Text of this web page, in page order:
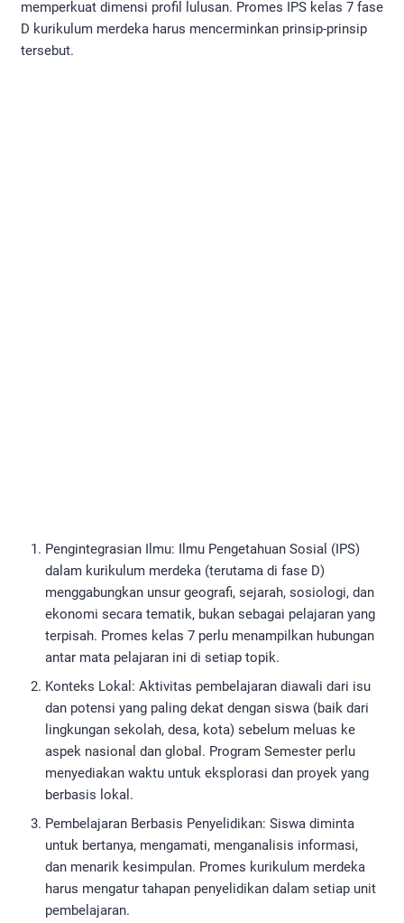
memperkuat dimensi profil lulusan. Promes IPS kelas 7 fase
D kurikulum merdeka harus mencerminkan prinsip-prinsip
tersebut.
Pengintegrasian Ilmu: Ilmu Pengetahuan Sosial (IPS)
dalam kurikulum merdeka (terutama di fase D)
menggabungkan unsur geografi, sejarah, sosiologi, dan
ekonomi secara tematik, bukan sebagai pelajaran yang
terpisah. Promes kelas 7 perlu menampilkan hubungan
antar mata pelajaran ini di setiap topik.
Konteks Lokal: Aktivitas pembelajaran diawali dari isu
dan potensi yang paling dekat dengan siswa (baik dari
lingkungan sekolah, desa, kota) sebelum meluas ke
aspek nasional dan global. Program Semester perlu
menyediakan waktu untuk eksplorasi dan proyek yang
berbasis lokal.
Pembelajaran Berbasis Penyelidikan: Siswa diminta
untuk bertanya, mengamati, menganalisis informasi,
dan menarik kesimpulan. Promes kurikulum merdeka
harus mengatur tahapan penyelidikan dalam setiap unit
pembelajaran.